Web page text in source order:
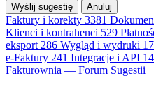
Anuluj
Faktury i korekty 3381
Klienci i kontrahenci 529
eksport 286 Wygląd i wydruki
e-Faktury 241 Integracje i API
Fakturownia — Forum Sugestii